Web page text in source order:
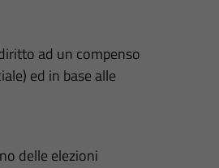
ad un compenso
ed in base alle
delle elezioni